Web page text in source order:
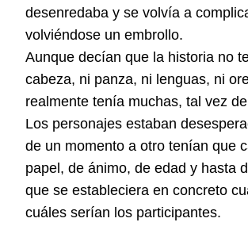
desenredaba y se volvía a
volviéndose un embrollo.
Aunque decían que la historia no
cabeza, ni panza, ni lenguas, ni
realmente tenía muchas, tal vez
Los personajes estaban
de un momento a otro tenían que
papel, de ánimo, de edad y hasta
que se estableciera en concreto
cuáles serían los participantes.